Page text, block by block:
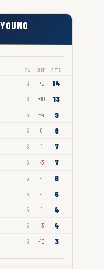
PJ DIF PTS
6 +6 14
6 +10 13
5 +4 9
5 0 8
6 -1 7
6 -3 7
5 -1 6
5 -1 6
5 -1 4
5 -3 4
6 -10 3